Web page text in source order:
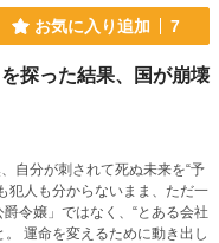
お気に入り追加 7
探った結果、国が崩壊
自分が刺されて死ぬ未来を“予
令嬢」ではなく、“とある会社
し